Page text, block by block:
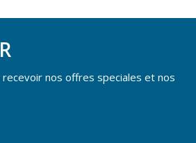
nos offres speciales et nos